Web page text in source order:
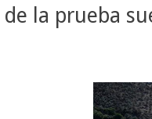
de la prueba